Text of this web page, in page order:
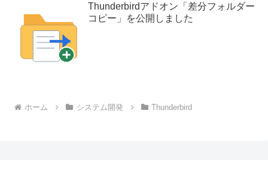
Thunderbirdアドオン「差分フォルダー
コピー」を公開しました
ホーム システム開発 Thunderbird